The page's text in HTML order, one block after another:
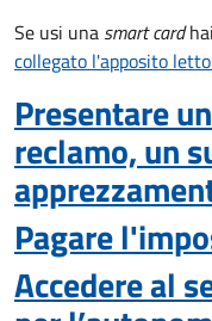
Se usi una smart card
collegato l'apposito
Presentare
reclamo, un
Pagare
Accedere al